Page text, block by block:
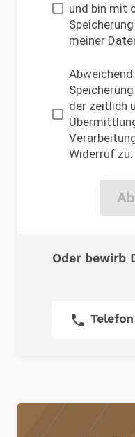
und bin mit
meiner
der zeitlich
Widerruf zu.
Oder bewirb
phone Telefon